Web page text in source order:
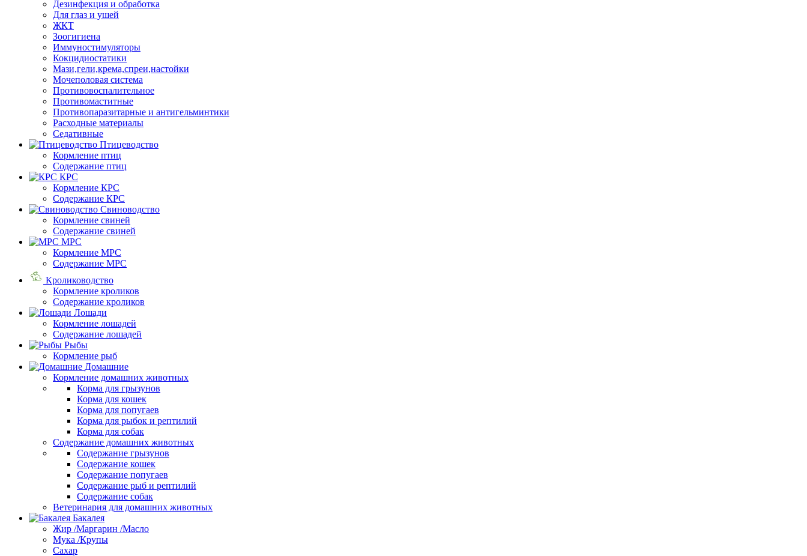
Дезинфекция и обработка
Для глаз и ушей
ЖКТ
Зоогигиена
Иммуностимуляторы
Кокцидиостатики
Мази,гели,крема,спреи,настойки
Мочеполовая система
Противовоспалительное
Противомаститные
Противопаразитарные и антигельминтики
Расходные материалы
Седативные
Птицеводство
Кормление птиц
Содержание птиц
КРС
Кормление КРС
Содержание КРС
Свиноводство
Кормление свиней
Содержание свиней
МРС
Кормление МРС
Содержание МРС
Кролиководство
Кормление кроликов
Содержание кроликов
Лошади
Кормление лошадей
Содержание лошадей
Рыбы
Кормление рыб
Домашние
Кормление домашних животных
Корма для грызунов
Корма для кошек
Корма для попугаев
Корма для рыбок и рептилий
Корма для собак
Содержание домашних животных
Содержание грызунов
Содержание кошек
Содержание попугаев
Содержание рыб и рептилий
Содержание собак
Ветеринария для домашних животных
Бакалея
Жир /Маргарин /Масло
Мука /Крупы
Сахар